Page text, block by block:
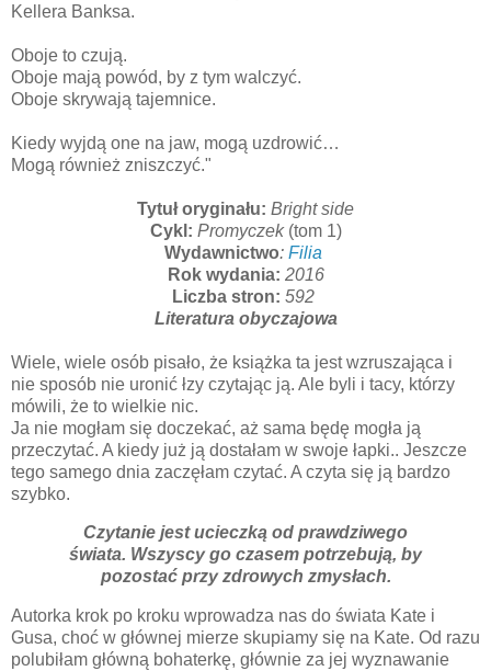
Kellera Banksa.
Oboje to czują.
Oboje mają powód, by z tym walczyć.
Oboje skrywają tajemnice.
Kiedy wyjdą one na jaw, mogą uzdrowić…
Mogą również zniszczyć."
Tytuł oryginału: Bright side
Cykl: Promyczek (tom 1)
Wydawnictwo: Filia
Rok wydania: 2016
Liczba stron: 592
Literatura obyczajowa
Wiele, wiele osób pisało, że książka ta jest wzruszająca i
nie sposób nie uronić łzy czytając ją. Ale byli i tacy, którzy
mówili, że to wielkie nic.
Ja nie mogłam się doczekać, aż sama będę mogła ją
przeczytać. A kiedy już ją dostałam w swoje łapki.. Jeszcze
tego samego dnia zaczęłam czytać. A czyta się ją bardzo
szybko.
Czytanie jest ucieczką od prawdziwego
świata. Wszyscy go czasem potrzebują, by
pozostać przy zdrowych zmysłach.
Autorka krok po kroku wprowadza nas do świata Kate i
Gusa, choć w głównej mierze skupiamy się na Kate. Od razu
polubiłam główną bohaterkę, głównie za jej wyznawanie